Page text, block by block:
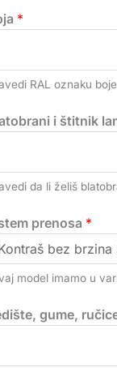
*
RAL oznaku
i štitnik
da li želiš
prenosa *
model imamo u
gume,